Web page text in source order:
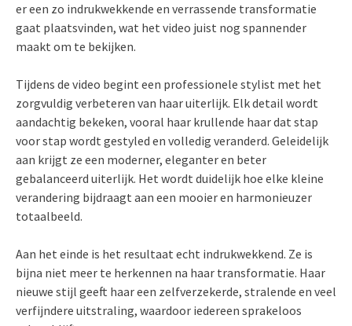
er een zo indrukwekkende en verrassende transformatie
gaat plaatsvinden, wat het video juist nog spannender
maakt om te bekijken.
Tijdens de video begint een professionele stylist met het
zorgvuldig verbeteren van haar uiterlijk. Elk detail wordt
aandachtig bekeken, vooral haar krullende haar dat stap
voor stap wordt gestyled en volledig veranderd. Geleidelijk
aan krijgt ze een moderner, eleganter en beter
gebalanceerd uiterlijk. Het wordt duidelijk hoe elke kleine
verandering bijdraagt aan een mooier en harmonieuzer
totaalbeeld.
Aan het einde is het resultaat echt indrukwekkend. Ze is
bijna niet meer te herkennen na haar transformatie. Haar
nieuwe stijl geeft haar een zelfverzekerde, stralende en veel
verfijndere uitstraling, waardoor iedereen sprakeloos